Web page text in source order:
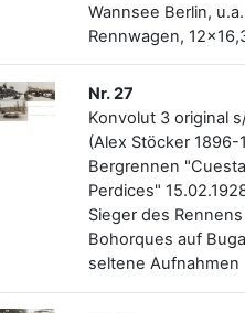
Wannsee Berlin,
Rennwagen,
Nr. 27
Konvolut 3 original
(Alex Stöcker 1896-
Bergrennen
Perdices"
Sieger des
Bohorques auf
seltene Aufnahmen